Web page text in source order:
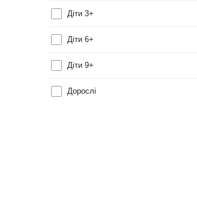
Діти 3+
Діти 6+
Діти 9+
Дорослі